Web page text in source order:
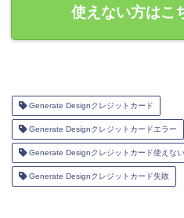
使えない方はこ
Generate Designクレジットカード
Generate Designクレジットカードエラー
Generate Designクレジットカード使えない
Generate Designクレジットカード失敗